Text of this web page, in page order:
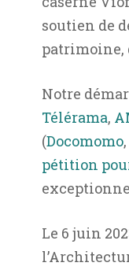
soutien de
patrimoine,
Notre
Télérama,
(Docomomo,
pétition
Le 6 juin